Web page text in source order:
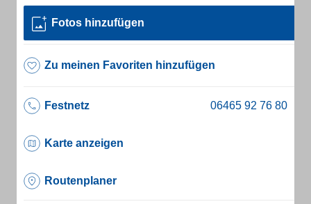
Fotos hinzufügen
Zu meinen Favoriten hinzufügen
Festnetz
Karte anzeigen
Routenplaner